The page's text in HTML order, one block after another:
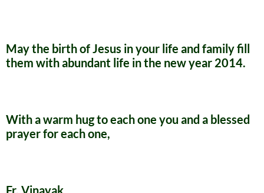
May the birth of Jesus in your life and family fill
them with abundant life in the new year 2014.
With a warm hug to each one you and a blessed
prayer for each one,
Fr. Vinayak